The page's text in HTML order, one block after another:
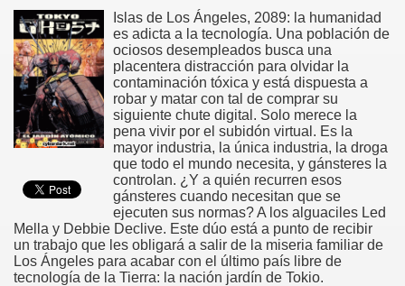
Islas de Los Ángeles, 2089: la humanidad
es adicta a la tecnología. Una población de
ociosos desempleados busca una
placentera distracción para olvidar la
contaminación tóxica y está dispuesta a
robar y matar con tal de comprar su
siguiente chute digital. Solo merece la
pena vivir por el subidón virtual. Es la
mayor industria, la única industria, la droga
que todo el mundo necesita, y gánsteres la
controlan. ¿Y a quién recurren esos
gánsteres cuando necesitan que se
ejecuten sus normas? A los alguaciles Led
Mella y Debbie Declive. Este dúo está a punto de recibir
un trabajo que les obligará a salir de la miseria familiar de
Los Ángeles para acabar con el último país libre de
tecnología de la Tierra: la nación jardín de Tokio.